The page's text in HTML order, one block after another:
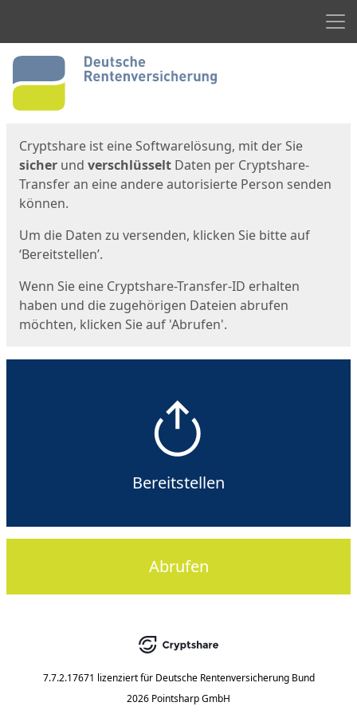
Start
Cryptshare ist eine Softwarelösung, mit der Sie
sicher und verschlüsselt Daten per Cryptshare-
Transfer an eine andere autorisierte Person senden
können.
Um die Daten zu versenden, klicken Sie bitte auf
‘Bereitstellen’.
Wenn Sie eine Cryptshare-Transfer-ID erhalten
haben und die zugehörigen Dateien abrufen
möchten, klicken Sie auf 'Abrufen'.
Bereitstellen
Abrufen
7.7.2.17671 lizenziert für Deutsche Rentenversicherung Bund
2026 Pointsharp GmbH